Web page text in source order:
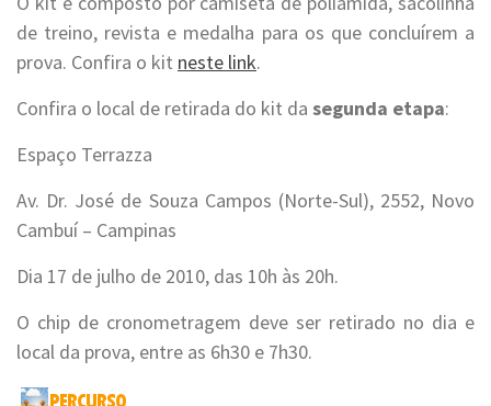
de treino, revista e medalha para os que concluírem a
prova. Confira o kit neste link.
Confira o local de retirada do kit da segunda etapa:
Espaço Terrazza
Av. Dr. José de Souza Campos (Norte-Sul), 2552, Novo
Cambuí – Campinas
Dia 17 de julho de 2010, das 10h às 20h.
O chip de cronometragem deve ser retirado no dia e
local da prova, entre as 6h30 e 7h30.